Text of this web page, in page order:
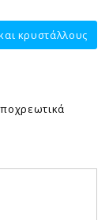
κρυστάλλους